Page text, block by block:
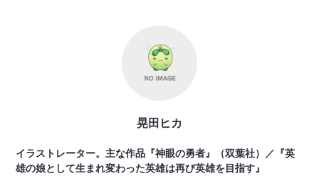
晃田ヒカ
イラストレーター。主な作品『神眼の勇者』（双葉社）／『英
雄の娘として生まれ変わった英雄は再び英雄を目指す』